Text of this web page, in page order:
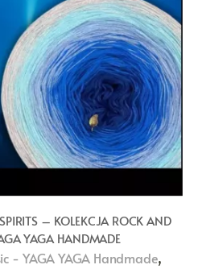
– KOLEKCJA ROCK AND
YAGA HANDMADE
- YAGA YAGA Handmade,